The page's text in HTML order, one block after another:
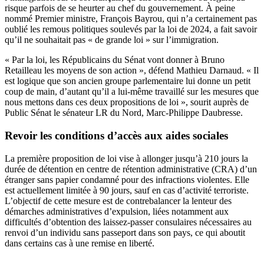
risque parfois de se heurter au chef du gouvernement. À peine
nommé Premier ministre, François Bayrou, qui n’a certainement pas
oublié les remous politiques soulevés par la loi de 2024, a fait savoir
qu’il ne souhaitait pas « de grande loi » sur l’immigration.
« Par la loi, les Républicains du Sénat vont donner à Bruno
Retailleau les moyens de son action », défend Mathieu Darnaud. « Il
est logique que son ancien groupe parlementaire lui donne un petit
coup de main, d’autant qu’il a lui-même travaillé sur les mesures que
nous mettons dans ces deux propositions de loi », sourit auprès de
Public Sénat le sénateur LR du Nord, Marc-Philippe Daubresse.
Revoir les conditions d’accès aux aides sociales
La première proposition de loi vise à allonger jusqu’à 210 jours la
durée de détention en centre de rétention administrative (CRA) d’un
étranger sans papier condamné pour des infractions violentes. Elle
est actuellement limitée à 90 jours, sauf en cas d’activité terroriste.
L’objectif de cette mesure est de contrebalancer la lenteur des
démarches administratives d’expulsion, liées notamment aux
difficultés d’obtention des laissez-passer consulaires nécessaires au
renvoi d’un individu sans passeport dans son pays, ce qui aboutit
dans certains cas à une remise en liberté.